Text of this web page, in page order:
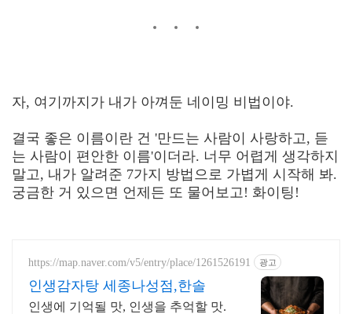
자, 여기까지가 내가 아껴둔 네이밍 비법이야.
결국 좋은 이름이란 건 '만드는 사람이 사랑하고, 듣
는 사람이 편안한 이름'이더라. 너무 어렵게 생각하지
말고, 내가 알려준 7가지 방법으로 가볍게 시작해 봐.
궁금한 거 있으면 언제든 또 물어보고! 화이팅!
https://map.naver.com/v5/entry/place/1261526191 광고
인생감자탕 세종나성점,한솔
인생에 기억될 맛, 인생을 추억할 맛.